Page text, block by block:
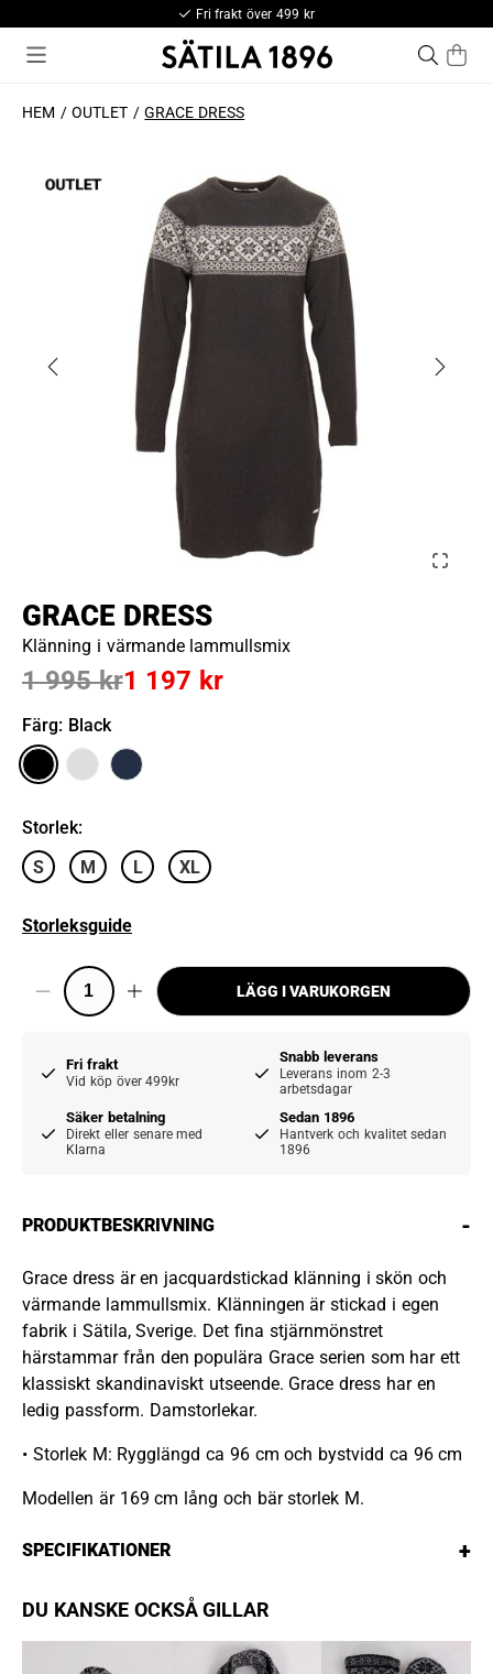
Fri frakt över 499 kr
HEM OUTLET GRACE DRESS
GRACE DRESS
Klänning i värmande lammullsmix
1 197 kr
1 995 kr
Färg: Black
Storlek:
S
M L XL
Storleksguide
LÄGG I VARUKORGEN
Fri frakt
Vid köp över 499kr
Snabb leverans
Leverans inom 2-3
arbetsdagar
Säker betalning
Direkt eller senare med
Klarna
Sedan 1896
Hantverk och kvalitet sedan
1896
PRODUKTBESKRIVNING -
Grace dress är en jacquardstickad klänning i skön och
värmande lammullsmix. Klänningen är stickad i egen
fabrik i Sätila, Sverige. Det fina stjärnmönstret
härstammar från den populära Grace serien som har ett
klassiskt skandinaviskt utseende. Grace dress har en
ledig passform. Damstorlekar.
• Storlek M: Rygglängd ca 96 cm och bystvidd ca 96 cm
Modellen är 169 cm lång och bär storlek M.
SPECIFIKATIONER +
DU KANSKE OCKSÅ GILLAR